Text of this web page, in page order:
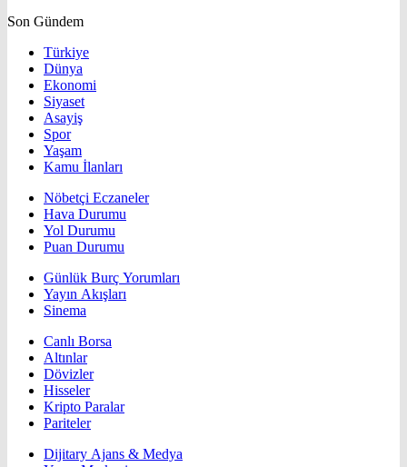
Son Gündem
Türkiye
Dünya
Ekonomi
Siyaset
Asayiş
Spor
Yaşam
Kamu İlanları
Nöbetçi Eczaneler
Hava Durumu
Yol Durumu
Puan Durumu
Günlük Burç Yorumları
Yayın Akışları
Sinema
Canlı Borsa
Altınlar
Dövizler
Hisseler
Kripto Paralar
Pariteler
Dijitary Ajans & Medya